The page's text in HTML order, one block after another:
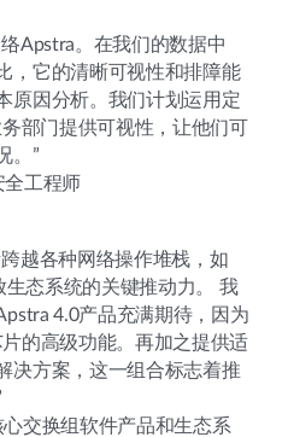
Apstra。在我们的数据中
，它的清晰可视性和排障能
原因分析。我们计划运用定
部门提供可视性，让他们可
。”
全工程师
越各种网络操作堆栈，如
生态系统的关键推动力。 我
4.0产品充满期待，因为
的高级功能。再加之提供适
决方案，这一组合标志着推
心交换组软件产品和生态系